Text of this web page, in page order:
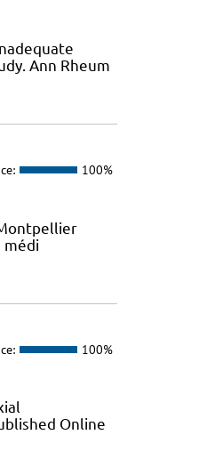
Ann Rheum
100%
médi
100%
Online